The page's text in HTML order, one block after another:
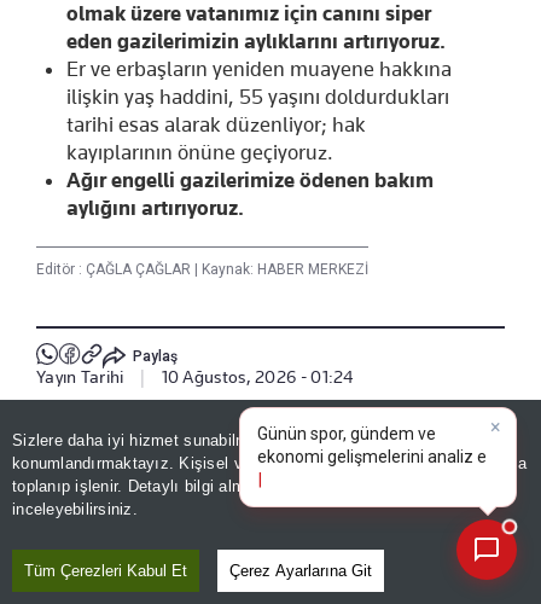
Sizlere daha iyi hizmet sunabilmek adına sitemizdeçerez
konumlandırmaktayız. Kişisel verileriniz, KVKK ve GDPR kapsamında
toplanıp işlenir. Detaylı bilgi almak için
inceleyebilirsiniz.
Tüm Çerezleri Kabul Et Çerez Ayarlarına Git
olmak üzere vatanımız için canını siper
eden gazilerimizin aylıklarını artırıyoruz.
Er ve erbaşların yeniden muayene hakkına
ilişkin yaş haddini, 55 yaşını doldurdukları
tarihi esas alarak düzenliyor; hak
kayıplarının önüne geçiyoruz.
Ağır engelli gazilerimize ödenen bakım
aylığını artırıyoruz.
Editör : ÇAĞLA ÇAĞLAR Kaynak: HABER MERKEZİ
Paylaş
Yayın Tarihi 10 Ağustos, 2026 - 01:24
Haberle İlgili Daha Fazlası
Gündem
Bizi Takip Edin
×
Günün spor, gündem ve
ekonomi gelişmelerini analiz